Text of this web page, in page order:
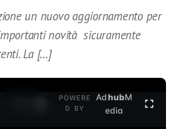
un nuovo aggiornamento per
novità sicuramente
La […]
POWERE
D BY
AdhubM
edia